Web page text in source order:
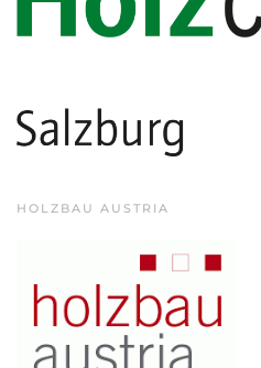
HOLZBAU AUSTRIA